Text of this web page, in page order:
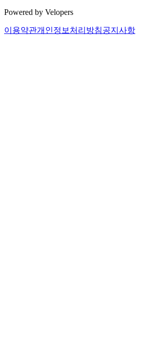
Powered by Velopers
이용약관개인정보처리방침공지사항